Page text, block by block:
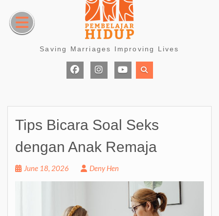
content
Saving Marriages Improving Lives
Tips Bicara Soal Seks
dengan Anak Remaja
June 18, 2026 Deny Hen